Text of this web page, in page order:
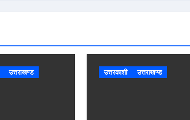
उत्तराखण्ड उत्तरकाशी उत्तराखण्ड